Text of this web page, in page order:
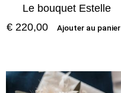
Le bouquet Estelle
€ 220,00 Ajouter au panier